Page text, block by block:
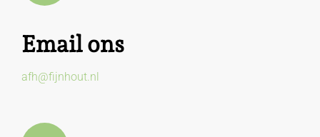
Email ons
afh@fijnhout.nl